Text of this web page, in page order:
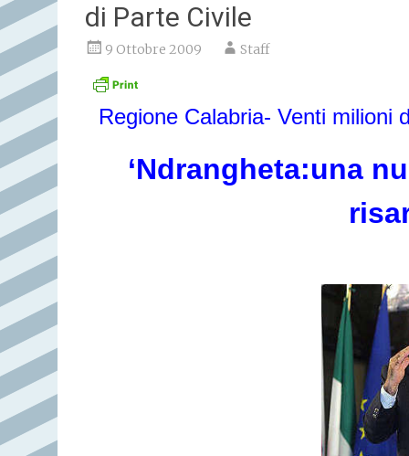
di Parte Civile
9 Ottobre 2009 Staff
Regione Calabria- Venti milioni
‘Ndrangheta:una